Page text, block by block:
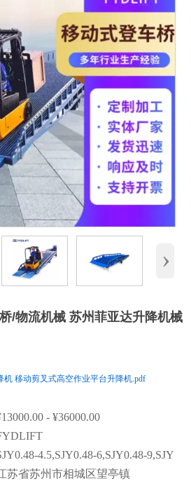
›
/物流机械 苏州菲亚达升降机械
移动剪叉式高空作业平台升降机.pdf
- ¥36000.00
4.5,SJY0.48-6,SJY0.48-
苏省苏州市相城区望亭镇